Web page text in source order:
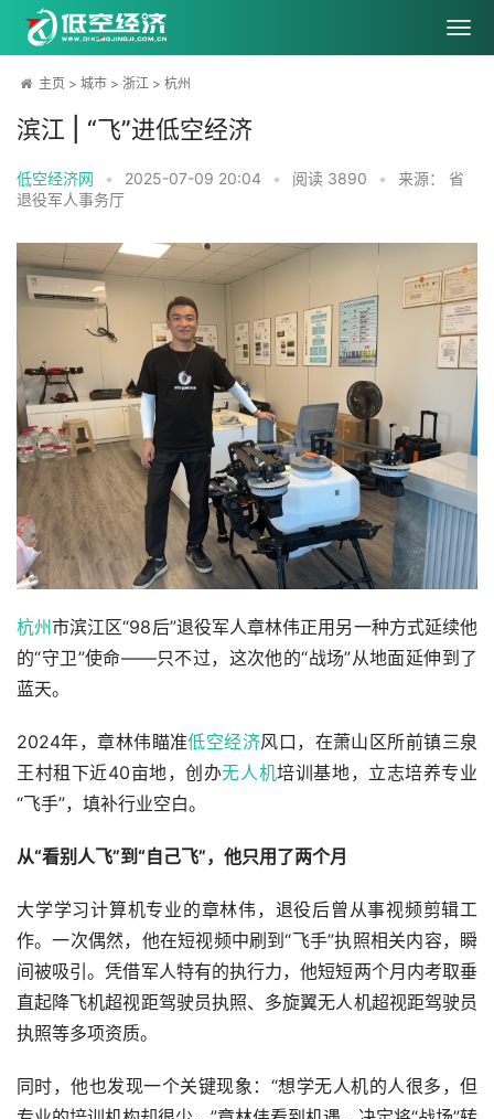
主页 > 城市 > 浙江 > 杭州
滨江 | “飞”进低空经济
低空经济网 • 2025-07-09 20:04 • 阅读 3890 •
来源： 省
退役军人事务厅
杭州市滨江区“98后”退役军人章林伟正用另一种方式延续他
的“守卫”使命——只不过，这次他的“战场”从地面延伸到了
蓝天。
2024年，章林伟瞄准低空经济风口，在萧山区所前镇三泉
王村租下近40亩地，创办无人机培训基地，立志培养专业
“飞手”，填补行业空白。
从“看别人飞”到“自己飞”，他只用了两个月
大学学习计算机专业的章林伟，退役后曾从事视频剪辑工
作。一次偶然，他在短视频中刷到“飞手”执照相关内容，瞬
间被吸引。凭借军人特有的执行力，他短短两个月内考取垂
直起降飞机超视距驾驶员执照、多旋翼无人机超视距驾驶员
执照等多项资质。
同时，他也发现一个关键现象：“想学无人机的人很多，但